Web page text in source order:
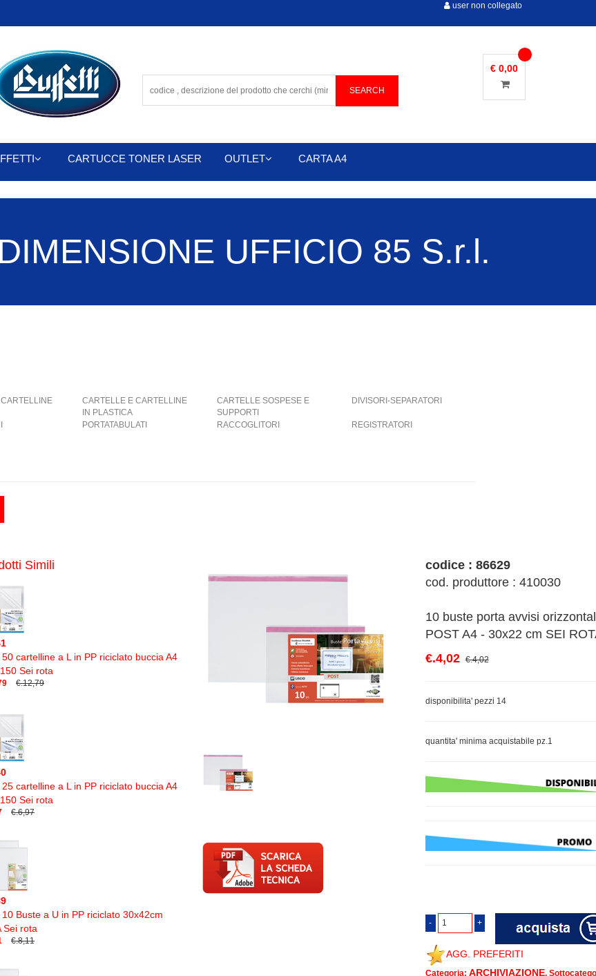
user non collegato
€ 0,00
CARTUCCE TONER LASER OUTLET CARTA A4
UFFICIO 85 S.r.l.
CARTELLE E CARTELLINE
IN PLASTICA
CARTELLE SOSPESE E
SUPPORTI
DIVISORI-SEPARATORI
PORTATABULATI RACCOGLITORI REGISTRATORI
Simili
cartelline a L in PP riciclato buccia A4
Sei rota
€.12,79
cartelline a L in PP riciclato buccia A4
Sei rota
€.6,97
Buste a U in PP riciclato 30x42cm
Sei rota
€.8,11
codice : 86629
cod. produttore : 410030
10 buste porta avvisi
POST A4 - 30x22 cm SEI
€.4,02 €.4,02
disponibilita' pezzi 14
quantita' minima acquistabile pz.1
AGG. PREFERITI
Categoria: ARCHIVIAZIONE.